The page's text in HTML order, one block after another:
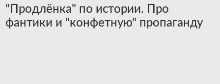
"Продлёнка" по истории. Про
фантики и "конфетную" пропаганду